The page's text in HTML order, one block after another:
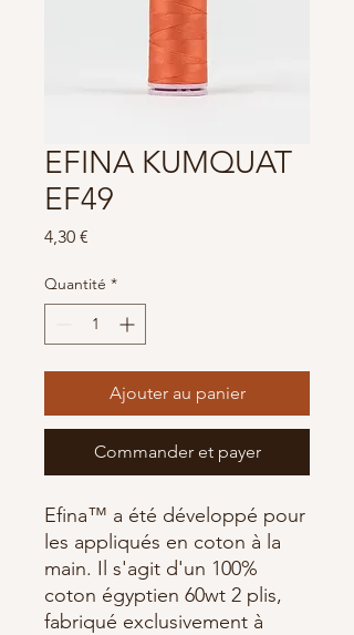
EFINA KUMQUAT
EF49
4,30 €
Quantité *
Ajouter au panier
Commander et payer
Efina™ a été développé pour
les appliqués en coton à la
main. Il s'agit d'un 100%
coton égyptien 60wt 2 plis,
fabriqué exclusivement à